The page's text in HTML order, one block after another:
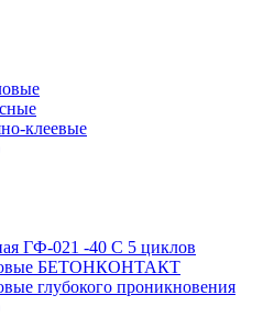
клеевые
ГФ-021 -40 С 5 циклов
БЕТОНКОНТАКТ
глубокого проникновения